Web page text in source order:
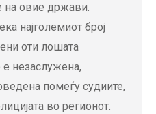
на овие држави.
најголемиот број
оти лошата
е незаслужена,
помеѓу судиите,
во регионот.